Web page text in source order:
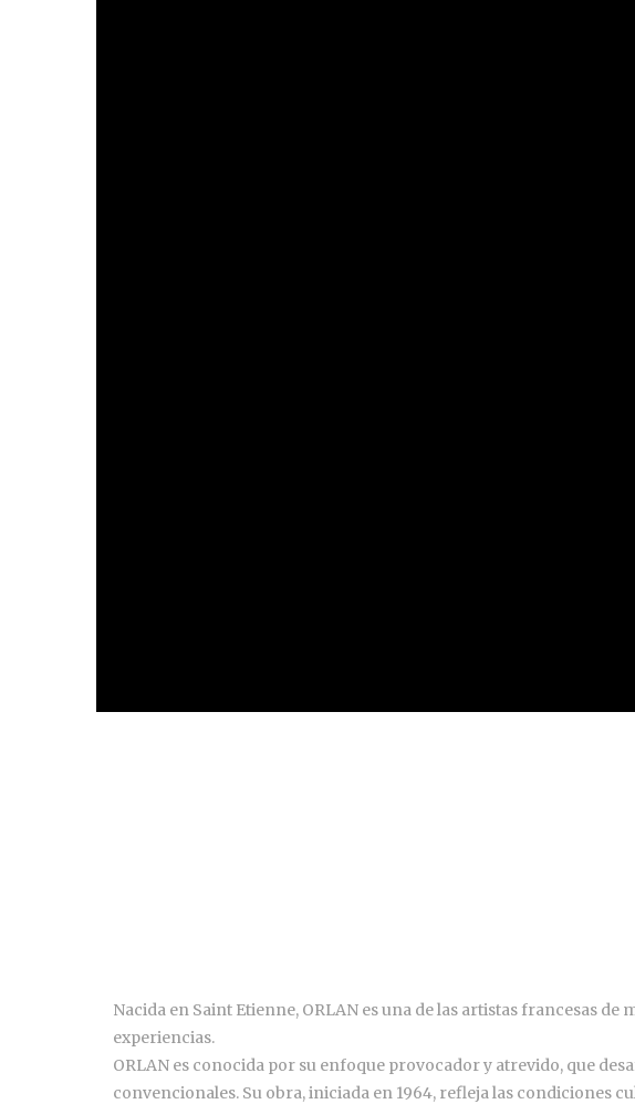
Nacida en Saint Etienne, ORLAN es una de las artistas francesas
experiencias.
ORLAN es conocida por su enfoque provocador y atrevido, que
convencionales. Su obra, iniciada en 1964, refleja las condiciones